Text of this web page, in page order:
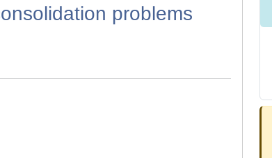
problems